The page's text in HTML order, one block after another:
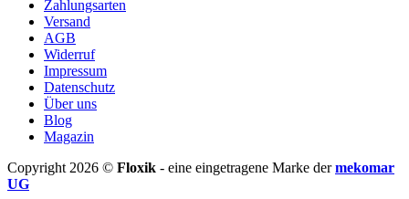
Zahlungsarten
Versand
AGB
Widerruf
Impressum
Datenschutz
Über uns
Blog
Magazin
Copyright 2026 © Floxik - eine eingetragene Marke dermekomar
UG